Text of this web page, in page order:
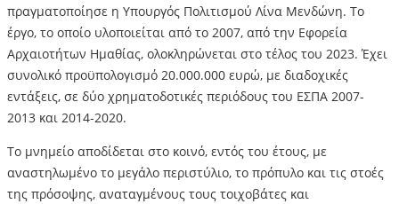
πραγματοποίησε η Υπουργός Πολιτισμού Λίνα Μενδώνη. Το
έργο, το οποίο υλοποιείται από το 2007, από την Εφορεία
Αρχαιοτήτων Ημαθίας, ολοκληρώνεται στο τέλος του 2023. Έχει
συνολικό προϋπολογισμό 20.000.000 ευρώ, με διαδοχικές
εντάξεις, σε δύο χρηματοδοτικές περιόδους του ΕΣΠΑ 2007-
2013 και 2014-2020.
Το μνημείο αποδίδεται στο κοινό, εντός του έτους, με
αναστηλωμένο το μεγάλο περιστύλιο, το πρόπυλο και τις στοές
της πρόσοψης, αναταγμένους τους τοιχοβάτες και